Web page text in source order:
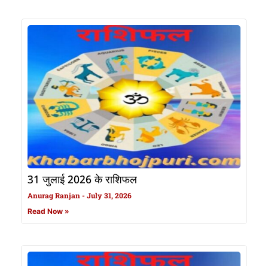
31 जुलाई 2026 के राशिफल
Anurag Ranjan July 31, 2026
Read Now »